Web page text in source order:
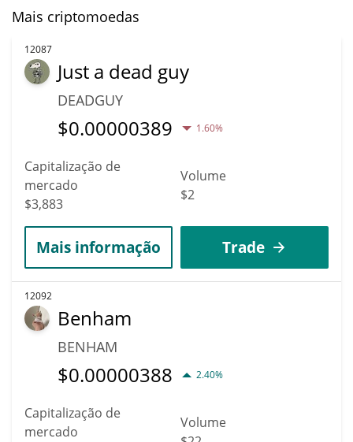
Mais criptomoedas
12087
Just a dead guy
DEADGUY
$0.00000389 1.60%
Capitalização de
mercado
$3,883
Volume
$2
Mais informação Trade
12092
Benham
BENHAM
$0.00000388 2.40%
Capitalização de
mercado
Volume